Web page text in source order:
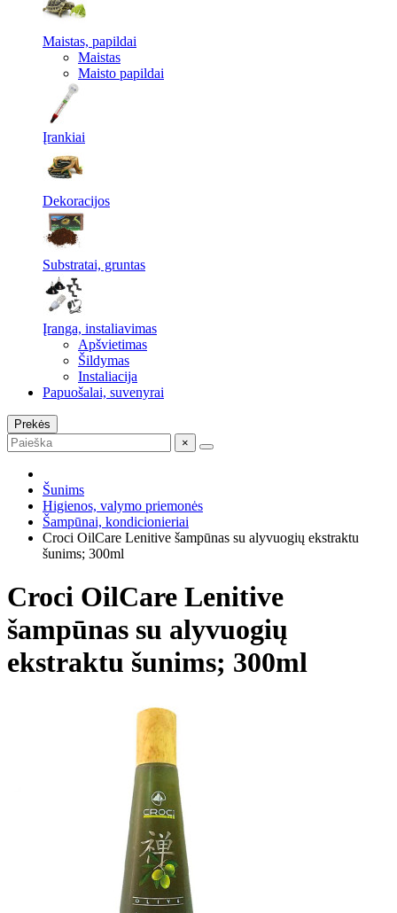
Maistas, papildai
Maistas
Maisto papildai
Įrankiai
Dekoracijos
Substratai, gruntas
Įranga, instaliavimas
Apšvietimas
Šildymas
Instaliacija
Papuošalai, suvenyrai
Prekės
×
Šunims
Higienos, valymo priemonės
Šampūnai, kondicionieriai
Croci OilCare Lenitive šampūnas su alyvuogių ekstraktu
šunims; 300ml
Croci OilCare Lenitive
šampūnas su alyvuogių
ekstraktu šunims; 300ml